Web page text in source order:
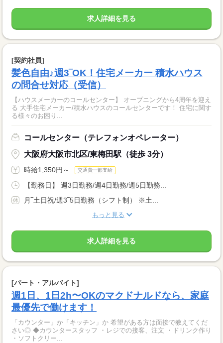
求人詳細を見る
[契約社員]
髪色自由♪週3‾OK！住宅メーカー 積水ハウス
の問合せ対応（受信）
【ハウスメーカーのコールセンター】 オープニングから4周年を迎え
る 大手住宅メーカー/積水ハウスのコールセンターです！ 住宅に関す
る様々のお困り...
コールセンター（テレフォンオペレーター）
大阪府大阪市北区/東梅田駅（徒歩 3分）
時給1,350円～ 交通費一部支給
【勤務日】 週3日勤務/週4日勤務/週5日勤務...
月‾土日祝/週3‾5日勤務（シフト制） ※土...
もっと見る
求人詳細を見る
[パート・アルバイト]
週1日、1日2h〜OKのマクドナルドなら、家庭
最優先で働けます！
「カウンター」か「キッチン」か 希望がある方は面接で教えてくだ
さい◎ ◆カウンタースタッフ ・レジでの接客、注文 ・ドリンク作り
・ソフトクリー...